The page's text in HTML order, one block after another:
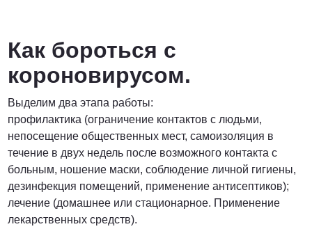
Как бороться с
короновирусом.
Выделим два этапа работы:
профилактика (ограничение контактов с людьми,
непосещение общественных мест, самоизоляция в
течение в двух недель после возможного контакта с
больным, ношение маски, соблюдение личной гигиены,
дезинфекция помещений, применение антисептиков);
лечение (домашнее или стационарное. Применение
лекарственных средств).